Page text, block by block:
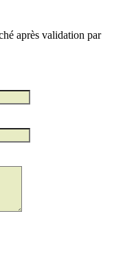
après validation par